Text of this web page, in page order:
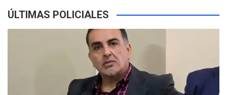
ÚLTIMAS POLICIALES